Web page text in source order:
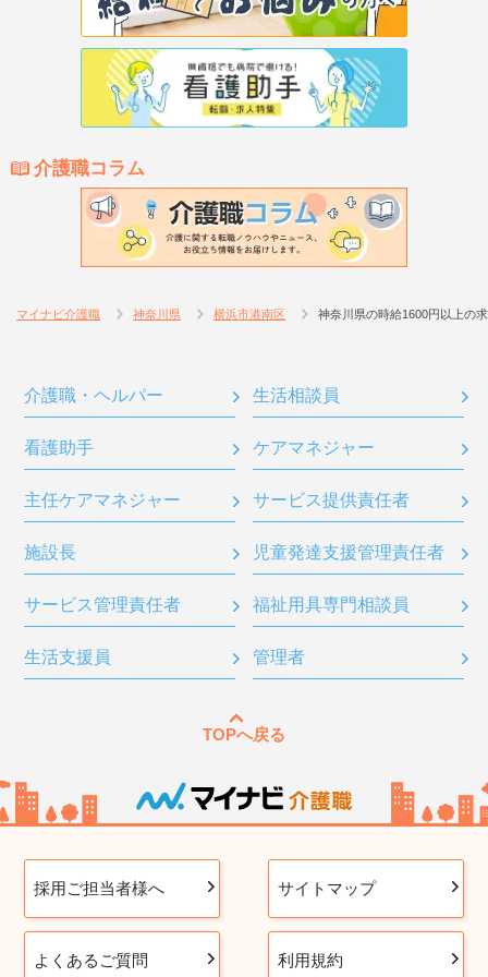
介護職コラム
マイナビ介護職 神奈川県 横浜市港南区 神奈川県の時給1600円以上の
介護職・ヘルパー 生活相談員
看護助手 ケアマネジャー
主任ケアマネジャー サービス提供責任者
施設長 児童発達支援管理責任者
サービス管理責任者 福祉用具専門相談員
生活支援員 管理者
TOPへ戻る
採用ご担当者様へ サイトマップ
よくあるご質問 利用規約